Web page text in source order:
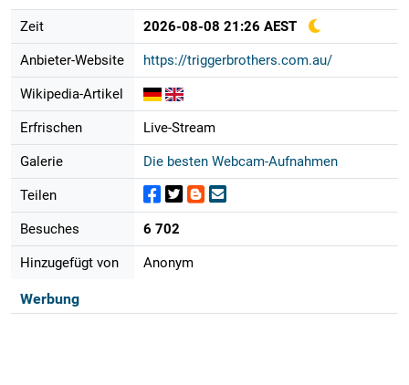
Zeit 2026-08-08 21:26 AEST
Anbieter-Website https://triggerbrothers.com.au/
Wikipedia-Artikel
Erfrischen Live-Stream
Galerie Die besten Webcam-Aufnahmen
Teilen
Besuches 6 702
Hinzugefügt von Anonym
Werbung